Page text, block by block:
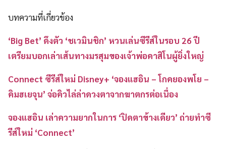
บทความที่เกี่ยวข้อง
‘Big Bet’ ดึงตัว ‘ชเวมินชิก’ หวนเล่นซีรีส์ในรอบ 26 ปี
เตรียมบอกเล่าเส้นทางมรสุมของเจ้าพ่อคาสิโนผู้ยิ่งใหญ่
Connect ซีรีส์ใหม่ Disney+ ‘จองแฮอิน – โกคยองพโย –
คิมฮเยจุน’ จ่อคิวไล่ล่าดวงตาจากฆาตกรต่อเนื่อง
จองแฮอิน เล่าความยากในการ ‘ปิดตาข้างเดียว’ ถ่ายทำซี
รีส์ใหม่ ‘Connect’